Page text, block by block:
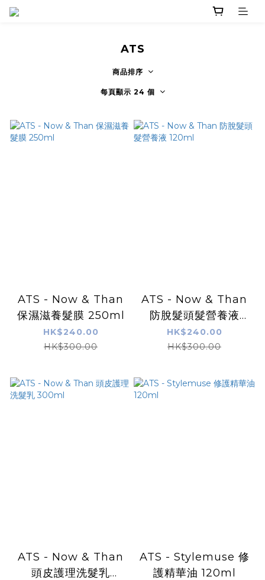
ATS
商品排序
每頁顯示 24 個
ATS - Now & Than
保濕滋養髮膜 250ml
HK$240.00
HK$300.00
ATS - Now & Than
防脫髮頭髮營養液
120ml
HK$240.00
HK$300.00
ATS - Now & Than
頭皮護理洗髮乳
ATS - Stylemuse 修
護精華油 120ml